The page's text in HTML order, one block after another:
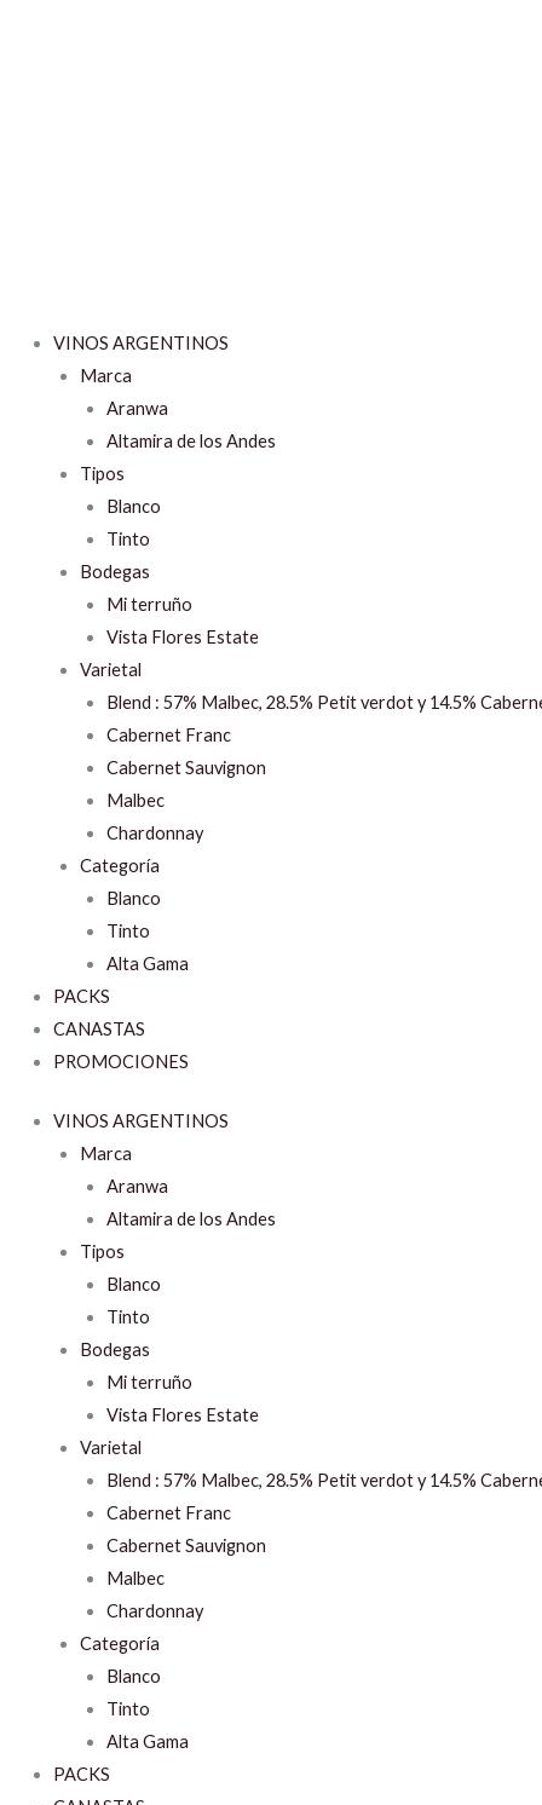
VINOS ARGENTINOS
Marca
Aranwa
Altamira de los Andes
Tipos
Blanco
Tinto
Bodegas
Mi terruño
Vista Flores Estate
Varietal
Blend : 57% Malbec, 28.5% Petit verdot y 14.5%
Cabernet Franc
Cabernet Sauvignon
Malbec
Chardonnay
Categoría
Blanco
Tinto
Alta Gama
PACKS
CANASTAS
PROMOCIONES
VINOS ARGENTINOS
Marca
Aranwa
Altamira de los Andes
Tipos
Blanco
Tinto
Bodegas
Mi terruño
Vista Flores Estate
Varietal
Blend : 57% Malbec, 28.5% Petit verdot y 14.5%
Cabernet Franc
Cabernet Sauvignon
Malbec
Chardonnay
Categoría
Blanco
Tinto
Alta Gama
PACKS